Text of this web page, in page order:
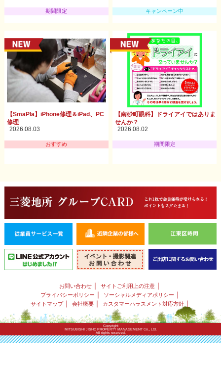
期間限定 キャンペーン中
【SmaPla】iPhone修理＆iPad、PC
修理
2026.08.03
おすすめ
【南砂町眼科】ドライアイではありま
せんか？
2026.08.02
期間限定
お問い合わせ ｜ サイトご利用上の注意 ｜
プライバシーポリシー ｜ ソーシャルメディアポリシー ｜
サイトマップ｜ 会社概要｜ カスタマーハラスメント対応方針｜
Copyright
MITSUBISHI JISHO PROPERTY MANAGEMENT Co., Ltd.
All rights reserved.